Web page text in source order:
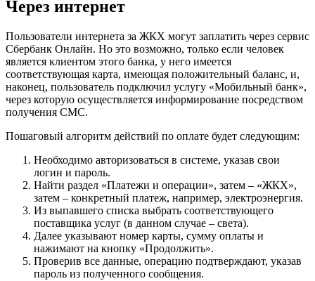
Через интернет
Пользователи интернета за ЖКХ могут заплатить через сервис
Сбербанк Онлайн. Но это возможно, только если человек
является клиентом этого банка, у него имеется
соответствующая карта, имеющая положительный баланс, и,
наконец, пользователь подключил услугу «Мобильный банк»,
через которую осуществляется информирование посредством
получения СМС.
Пошаговый алгоритм действий по оплате будет следующим:
Необходимо авторизоваться в системе, указав свои
логин и пароль.
Найти раздел «Платежи и операции», затем – «ЖКХ»,
затем – конкретный платеж, например, электроэнергия.
Из выпавшего списка выбрать соответствующего
поставщика услуг (в данном случае – света).
Далее указывают номер карты, сумму оплаты и
нажимают на кнопку «Продолжить».
Проверив все данные, операцию подтверждают, указав
пароль из полученного сообщения.